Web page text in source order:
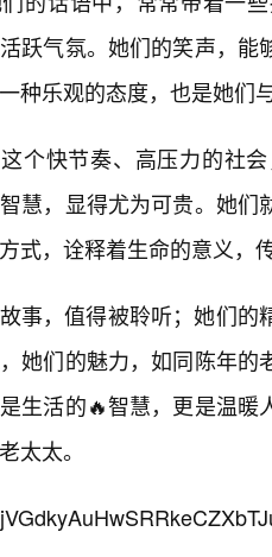
跃气氛。她们的笑声，
种乐观的态度，也是她们
个快节奏、高压力的社
慧，显得尤为可贵。她
式，诠释着生命的意义，
事，值得被聆听；她们的
她们的魅力，如同陈年
生活的🔥智慧，更是温
太太。